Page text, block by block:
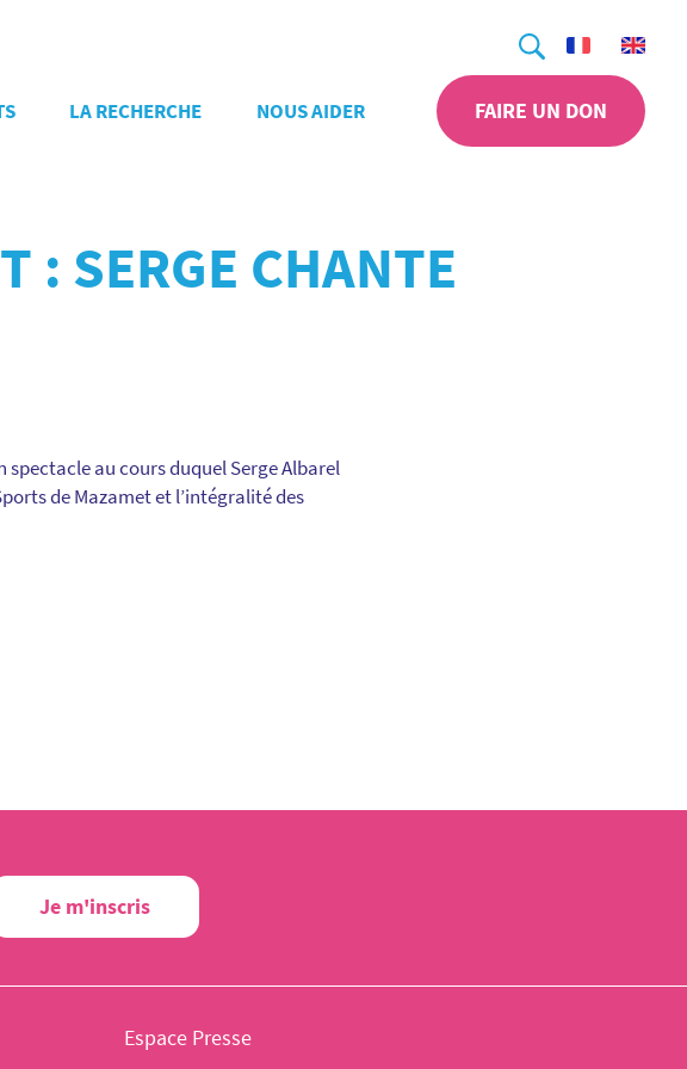
Recherche
LA RECHERCHE NOUS AIDER FAIRE UN DON
: SERGE CHANTE
spectacle au cours duquel Serge Albarel
de Mazamet et l’intégralité des
Je m'inscris
Espace Presse